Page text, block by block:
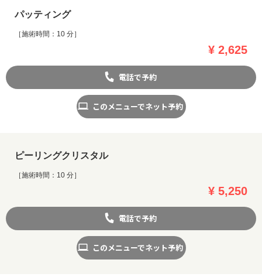
パッティング
［施術時間：10 分］
¥ 2,625
電話で予約
このメニューでネット予約
ピーリングクリスタル
［施術時間：10 分］
¥ 5,250
電話で予約
このメニューでネット予約